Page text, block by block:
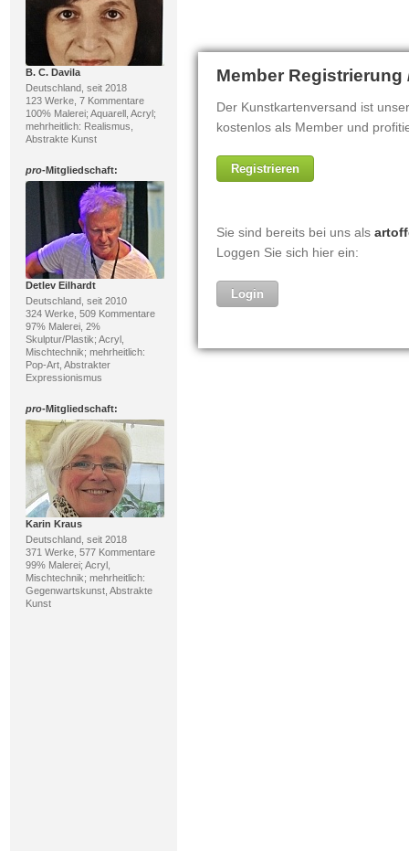
B. C. Davila
Deutschland, seit 2018
123 Werke, 7 Kommentare
100% Malerei; Aquarell, Acryl;
mehrheitlich: Realismus,
Abstrakte Kunst
pro-Mitgliedschaft:
Detlev Eilhardt
Deutschland, seit 2010
324 Werke, 509 Kommentare
97% Malerei, 2%
Skulptur/Plastik; Acryl,
Mischtechnik; mehrheitlich:
Pop-Art, Abstrakter
Expressionismus
pro-Mitgliedschaft:
Karin Kraus
Deutschland, seit 2018
371 Werke, 577 Kommentare
99% Malerei; Acryl,
Mischtechnik; mehrheitlich:
Gegenwartskunst, Abstrakte
Kunst